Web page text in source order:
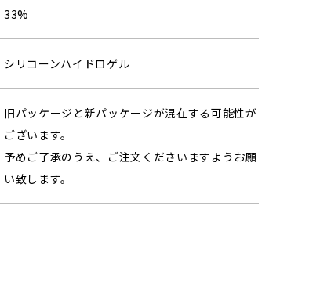
33%
シリコーンハイドロゲル
旧パッケージと新パッケージが混在する可能性が
ございます。
予めご了承のうえ、ご注文くださいますようお願
い致します。